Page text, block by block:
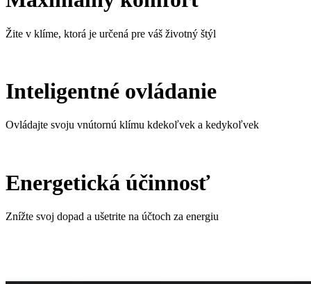
Žite v klíme, ktorá je určená pre váš životný štýl
Inteligentné ovládanie
Ovládajte svoju vnútornú klímu kdekoľvek a kedykoľvek
Energetická účinnosť
Znížte svoj dopad a ušetrite na účtoch za energiu